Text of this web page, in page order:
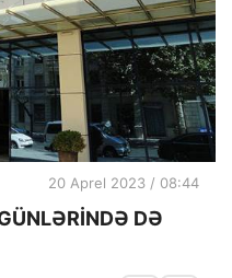
20 Aprel 2023 / 08:44
DƏ